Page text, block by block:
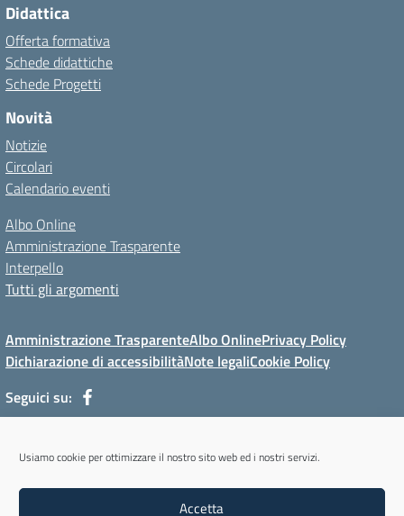
Usiamo cookie per ottimizzare il nostro sito web ed i nostri servizi.
Accetta
Didattica
Offerta formativa
Schede didattiche
Schede Progetti
Novità
Notizie
Circolari
Calendario eventi
Albo Online
Amministrazione Trasparente
Interpello
Tutti gli argomenti
Amministrazione TrasparenteAlbo OnlinePrivacy Policy
Dichiarazione di accessibilitàNote legaliCookie Policy
Seguici su:
Via Mur di Cadola, 12 - 32100 Belluno (BL) - Tel 0437/31143 - Mail:
Codice meccanografico: BLMM08400L - Codice iPA: cpiabl - C.F.
93051950256 - Codice univoco fatturazione elettronica (CUF): UFYKU0